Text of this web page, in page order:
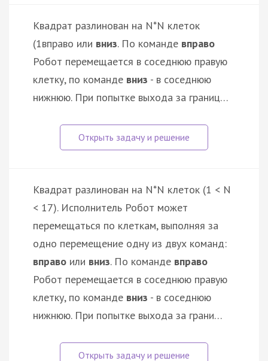
Квадрат разлинован на N*N клеток
(1вправо или вниз. По команде вправо
Робот перемещается в соседнюю правую
клетку, по команде вниз - в соседнюю
нижнюю. При попытке выхода за границ…
Квадрат разлинован на N*N клеток (1 < N
< 17). Исполнитель Робот может
перемещаться по клеткам, выполняя за
одно перемещение одну из двух команд:
вправо или вниз. По команде вправо
Робот перемещается в соседнюю правую
клетку, по команде вниз - в соседнюю
нижнюю. При попытке выхода за грани…